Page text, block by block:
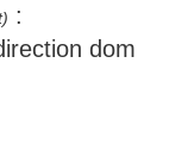
:
dom